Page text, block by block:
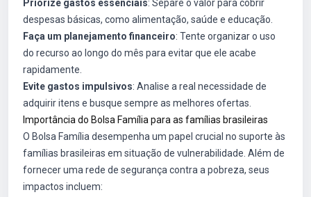
Priorize gastos essenciais: Separe o valor para cobrir
despesas básicas, como alimentação, saúde e educação.
Faça um planejamento financeiro: Tente organizar o uso
do recurso ao longo do mês para evitar que ele acabe
rapidamente.
Evite gastos impulsivos: Analise a real necessidade de
adquirir itens e busque sempre as melhores ofertas.
Importância do Bolsa Família para as famílias brasileiras
O Bolsa Família desempenha um papel crucial no suporte às
famílias brasileiras em situação de vulnerabilidade. Além de
fornecer uma rede de segurança contra a pobreza, seus
impactos incluem: